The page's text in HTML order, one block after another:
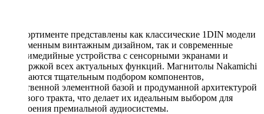
В ассортименте представлены как классические 1DIN модели
с фирменным винтажным дизайном, так и современные
мультимедийные устройства с сенсорными экранами и
поддержкой всех актуальных функций. Магнитолы Nakamichi
отличаются тщательным подбором компонентов,
качественной элементной базой и продуманной архитектурой
звукового тракта, что делает их идеальным выбором для
построения премиальной аудиосистемы.